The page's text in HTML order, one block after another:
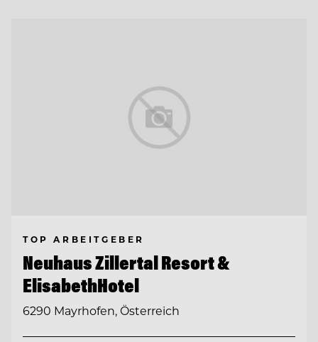
TOP ARBEITGEBER
Neuhaus Zillertal Resort &
ElisabethHotel
6290 Mayrhofen, Österreich